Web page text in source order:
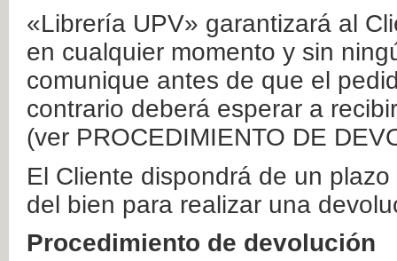
«Librería UPV» garantizará al
en cualquier momento y sin
comunique antes de que el
contrario deberá esperar a
(ver PROCEDIMIENTO DE
El Cliente dispondrá de un
del bien para realizar una
Procedimiento de devolución